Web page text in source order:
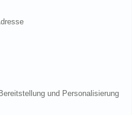
und Personalisierung